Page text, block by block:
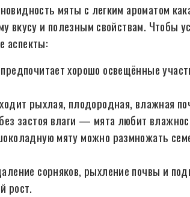
мяты с легким ароматом
вкусу и полезным свойствам. Чтобы
аспекты:
хорошо освещённые
рыхлая, плодородная, влажная
застоя влаги — мята любит
мяту можно размножать
сорняков, рыхление почвы и
рост.